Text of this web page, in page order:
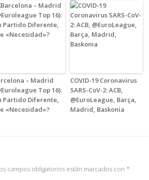
– Madrid
Top 16):
Partido Diferente,
«Necesidad»?
COVID-19 Coronavirus
SARS-CoV-2: ACB,
@EuroLeague, Barça,
Madrid, Baskonia
campos obligatorios están marcados con *